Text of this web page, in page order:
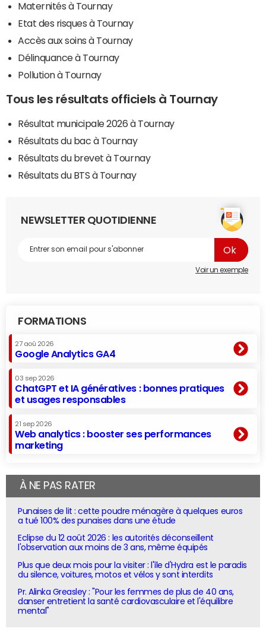
Maternités à Tournay
Etat des risques à Tournay
Accès aux soins à Tournay
Délinquance à Tournay
Pollution à Tournay
Tous les résultats officiels à Tournay
Résultat municipale 2026 à Tournay
Résultats du bac à Tournay
Résultats du brevet à Tournay
Résultats du BTS à Tournay
NEWSLETTER QUOTIDIENNE
Voir un exemple
FORMATIONS
27 aoû 2026
Google Analytics GA4
03 sep 2026
ChatGPT et IA génératives : bonnes pratiques
et usages responsables
21 sep 2026
Web analytics : booster ses performances
marketing
À NE PAS RATER
Punaises de lit : cette poudre ménagère à quelques euros
a tué 100% des punaises dans une étude
Eclipse du 12 août 2026 : les autorités déconseillent
l'observation aux moins de 3 ans, même équipés
Plus que deux mois pour la visiter : l'île d'Hydra est le paradis
du silence, voitures, motos et vélos y sont interdits
Pr. Alinka Greasley : "Pour les femmes de plus de 40 ans,
danser entretient la santé cardiovasculaire et l'équilibre
mental"